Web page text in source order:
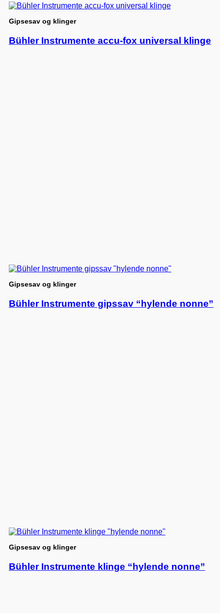
Gipsesav og klinger
Bühler Instrumente accu-fox universal klinge
Gipsesav og klinger
Bühler Instrumente gipssav “hylende nonne”
Gipsesav og klinger
Bühler Instrumente klinge “hylende nonne”